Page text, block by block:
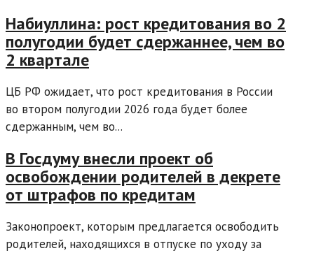
Набиуллина: рост кредитования во 2
полугодии будет сдержаннее, чем во
2 квартале
ЦБ РФ ожидает, что рост кредитования в России
во втором полугодии 2026 года будет более
сдержанным, чем во...
В Госдуму внесли проект об
освобождении родителей в декрете
от штрафов по кредитам
Законопроект, которым предлагается освободить
родителей, находящихся в отпуске по уходу за